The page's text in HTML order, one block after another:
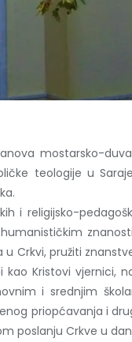
mostarsko-
teologije u
i religijsko-
Crkvi, pružiti
Kristovi vjernici,
i srednjim
priopćavanja i
poslanju Crkve u